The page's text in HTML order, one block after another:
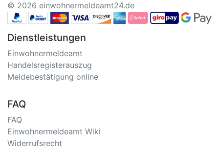
© 2026 einwohnermeldeamt24.de
Dienstleistungen
Einwohnermeldeamt
Handelsregisterauszug
Meldebestätigung online
FAQ
FAQ
Einwohnermeldeamt Wiki
Widerrufsrecht